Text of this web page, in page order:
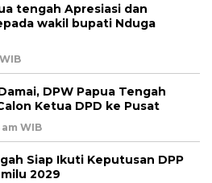
tengah Apresiasi dan
wakil bupati Nduga
DPW Papua Tengah
Ketua DPD ke Pusat
WIB
Siap Ikuti Keputusan DPP
2029